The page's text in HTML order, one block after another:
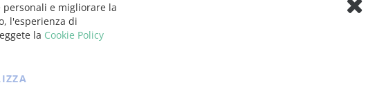
e migliorare la
l'esperienza di
la Cookie Policy